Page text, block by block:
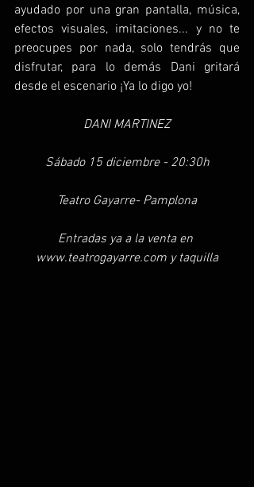
ayudado por una gran pantalla, música,
efectos visuales, imitaciones... y no te
preocupes por nada, solo tendrás que
disfrutar, para lo demás Dani gritará
desde el escenario ¡Ya lo digo yo!
DANI MARTINEZ
Sábado 15 diciembre - 20:30h
Teatro Gayarre- Pamplona
Entradas ya a la venta en
www.teatrogayarre.com y taquilla